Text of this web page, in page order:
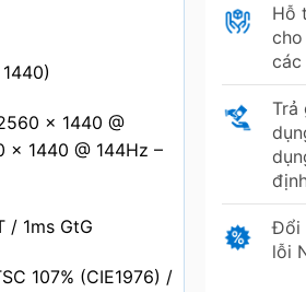
× 1440 @
× 1440 @ 144Hz –
/ 1ms GtG
107% (CIE1976) /
Hỗ
các
Trả
Đổi
lỗi